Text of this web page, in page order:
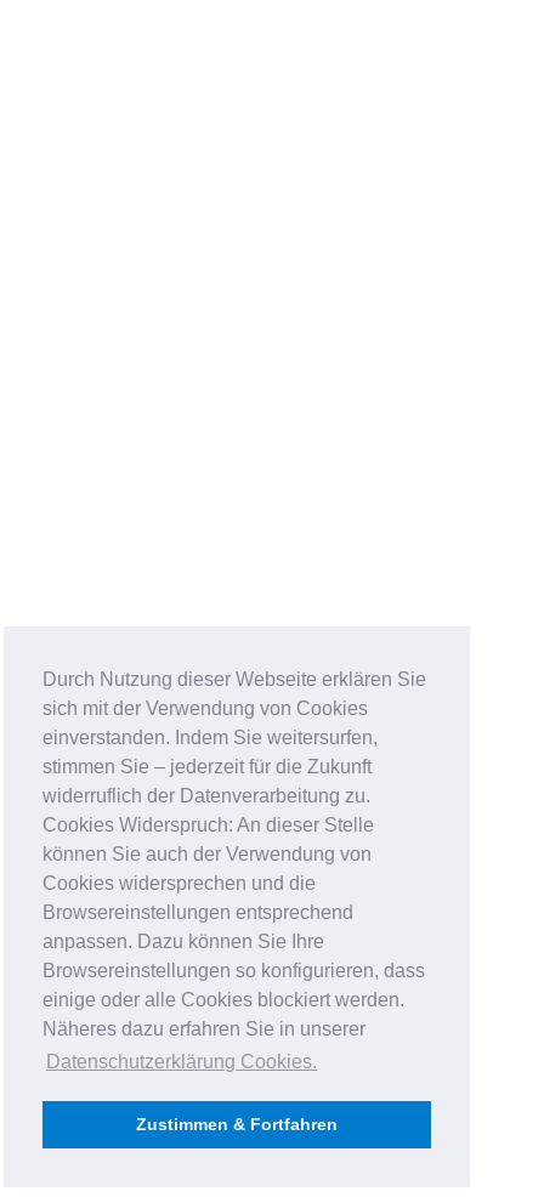
Durch Nutzung dieser Webseite erklären Sie
sich mit der Verwendung von Cookies
einverstanden. Indem Sie weitersurfen,
stimmen Sie – jederzeit für die Zukunft
widerruflich der Datenverarbeitung zu.
Cookies Widerspruch: An dieser Stelle
können Sie auch der Verwendung von
Cookies widersprechen und die
Browsereinstellungen entsprechend
anpassen. Dazu können Sie Ihre
Browsereinstellungen so konfigurieren, dass
einige oder alle Cookies blockiert werden.
Näheres dazu erfahren Sie in unserer
Datenschutzerklärung Cookies.
Zustimmen & Fortfahren